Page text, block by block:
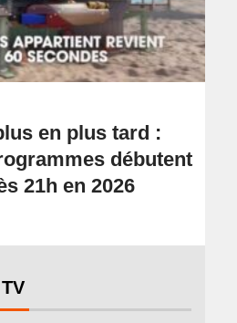
en plus tard :
débutent
21h en 2026